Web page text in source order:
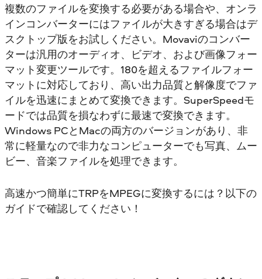
複数のファイルを変換する必要がある場合や、オンラ
インコンバーターにはファイルが大きすぎる場合はデ
スクトップ版をお試しください。Movaviのコンバー
ターは汎用のオーディオ、ビデオ、および画像フォー
マット変更ツールです。180を超えるファイルフォー
マットに対応しており、高い出力品質と解像度でファ
イルを迅速にまとめて変換できます。SuperSpeedモ
ードでは品質を損なわずに最速で変換できます。
Windows PCとMacの両方のバージョンがあり、非
常に軽量なので非力なコンピューターでも写真、ムー
ビー、音楽ファイルを処理できます。
高速かつ簡単にTRPをMPEGに変換するには？以下の
ガイドで確認してください！